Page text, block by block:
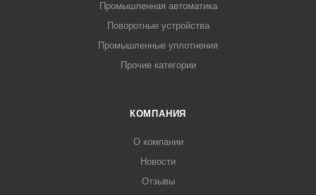
Промышленная автоматика
Поворотные устройства
Промышленные уплотнения
Прочие категории
КОМПАНИЯ
О компании
Новости
Отзывы